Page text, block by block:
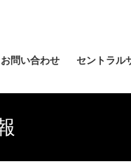
お問い合わせ セントラル